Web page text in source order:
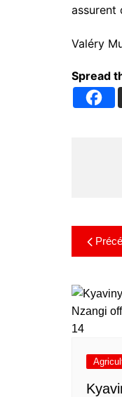
assurent
Valéry
Spread